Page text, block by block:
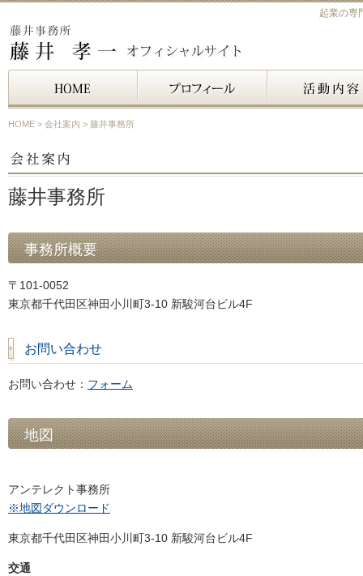
起業の専
HOME > 会社案内 > 藤井事務所
藤井事務所
事務所概要
〒101-0052
東京都千代田区神田小川町3-10 新駿河台ビル4F
お問い合わせ
お問い合わせ： フォーム
地図
アンテレクト事務所
※地図ダウンロード
東京都千代田区神田小川町3-10 新駿河台ビル4F
交通